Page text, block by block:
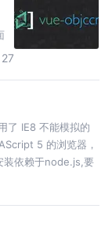
27
了 IE8 不能模拟的
5 的浏览器，
装依赖于node.js,要